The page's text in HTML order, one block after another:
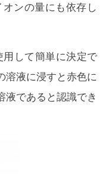
ンの量にも依存し
して簡単に決定で
溶液に浸すと赤色に
液であると認識でき